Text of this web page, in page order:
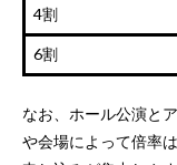
4割
6割
なお、ホール公演と
や会場によって倍率